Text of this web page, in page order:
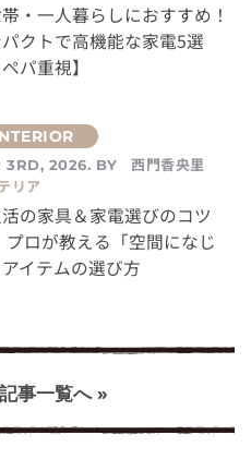
・一人暮らしにおすすめ！
クトで高機能な家電5選
ぺパ重視】
3RD, 2026. BY
西門香央里
リア
の家具＆家電選びのコツ
プロが教える「空間になじ
イテムの選び方
事一覧へ »